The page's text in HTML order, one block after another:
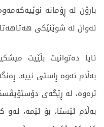
بارۆن لە ڕۆمانە
ئەوان لە شوێنێکی
ئایا دەتوانیت بڵێیت
بەڵام ئەوە ڕاستی نییە.
ترەوە، لە ڕێگەی
بەڵام ئێستا، بۆ ئێمە،